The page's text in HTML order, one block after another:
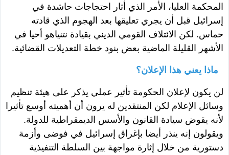
المحكمة العليا، الأمر الذي أثار احتجاجات حاشدة في
إسرائيل قبل أن يجري تعليقها بعد الهجوم الذي قادته
حماس. لكن الائتلاف القومي الديني بقيادة نتنياهو أحيا في
الأشهر القليلة الماضية بعض بنود خطة التعديلات القضائية.
ماذا يعني هذا الإعلان؟
لن يكون لإعلان الحكومة تأثير عملي يذكر على هيئة تنظيم
وسائل الإعلام لكن المنتقدين له يرون أن أهميته أوسع تأثيرا
لأنه يقوض سيادة القانون والأسس الديمقراطية للدولة.
ويقولون إنه ينذر أيضا بإغراق إسرائيل في فوضى وأزمة
دستورية من خلال إثارة مواجهة بين السلطة التنفيذية